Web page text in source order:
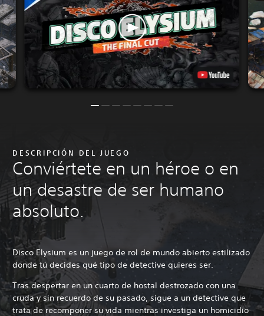
DESCRIPCIÓN DEL JUEGO
Conviértete en un héroe o en
un desastre de ser humano
absoluto.
Disco Elysium es un juego de rol de mundo abierto estilizado
donde tú decides qué tipo de detective quieres ser.
Tras despertar en un cuarto de hostal destrozado con una
cruda y sin recuerdo de su pasado, sigue a un detective que
trata de recomponer su vida mientras investiga un homicidio